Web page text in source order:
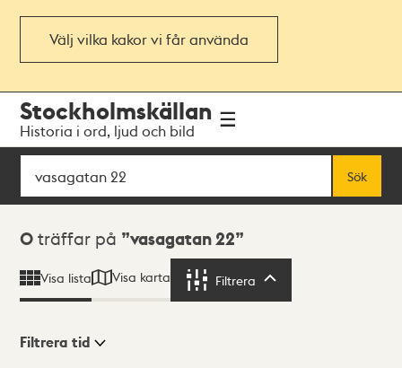
Välj vilka kakor vi får använda
navigationen
huvudinnehållet
Stockholmskällan
Historia i ord, ljud och bild
Sök
Sök
Sökresultat
0 träffar på vasagatan 22
Visa lista Visa karta Filtrera
Filtrera tid